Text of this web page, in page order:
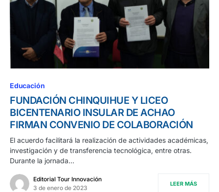
Educación
FUNDACIÓN CHINQUIHUE Y LICEO
BICENTENARIO INSULAR DE ACHAO
FIRMAN CONVENIO DE COLABORACIÓN
El acuerdo facilitará la realización de actividades académicas,
investigación y de transferencia tecnológica, entre otras.
Durante la jornada…
Editorial Tour Innovación
3 de enero de 2023
LEER MÁS